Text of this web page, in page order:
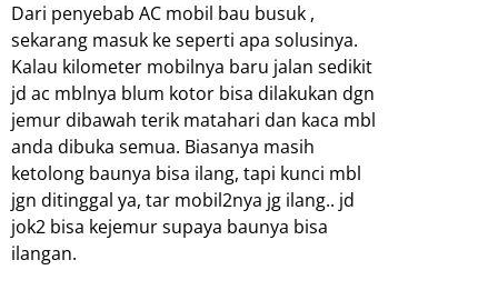
Dari penyebab AC mobil bau busuk ,
sekarang masuk ke seperti apa solusinya.
Kalau kilometer mobilnya baru jalan sedikit
jd ac mblnya blum kotor bisa dilakukan dgn
jemur dibawah terik matahari dan kaca mbl
anda dibuka semua. Biasanya masih
ketolong baunya bisa ilang, tapi kunci mbl
jgn ditinggal ya, tar mobil2nya jg ilang.. jd
jok2 bisa kejemur supaya baunya bisa
ilangan.